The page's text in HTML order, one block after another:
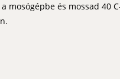
mosógépbe és mossad